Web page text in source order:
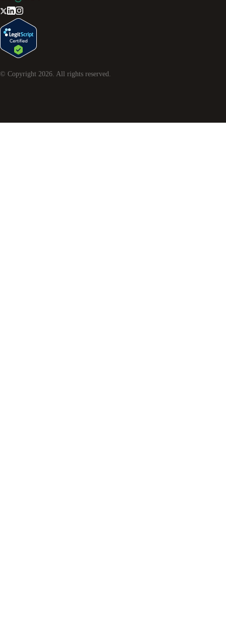
© Copyright 2026 . All rights reserved.